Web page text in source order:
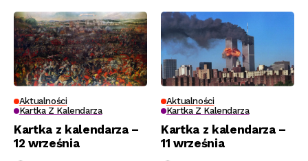
Aktualności
Kartka Z Kalendarza
Kartka z kalendarza –
12 września
Aktualności
Kartka Z Kalendarza
Kartka z kalendarza –
11 września